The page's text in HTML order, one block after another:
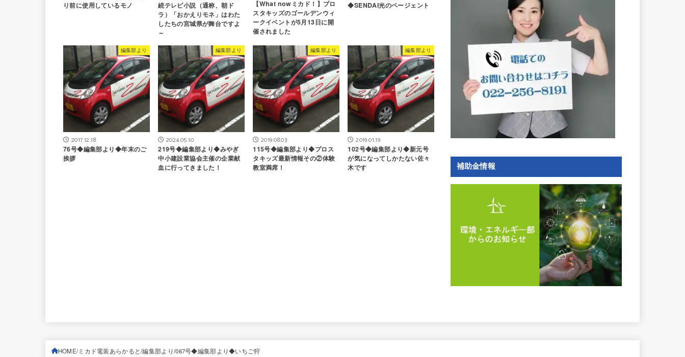
り前に使用しているモノ
続テレビ小説（通称、朝ド
ラ）「おかえりモネ」はわた
したちの宮城県が舞台ですよ
～
【What nowミカド！】プロ
スタキッズのゴールデンウィ
ークイベントが5月13日に開
催されました
◆SENDAI光のページェント
編集部より
2017.12.18
76号◆編集部より◆年末のご
挨拶
編集部より
2024.05.10
219号◆編集部より◆みやぎ
中小建設業協会主催の企業献
血に行ってきました！
編集部より
2019.08.03
115号◆編集部より◆プロス
タキッズ最新情報その②体験
教室満席！
編集部より
2019.01.19
102号◆編集部より◆新元号
が気になってしかたない佐々
木です
補助金情報
HOME ミカド電装あらかると 編集部より 067号◆編集部より◆いちご狩